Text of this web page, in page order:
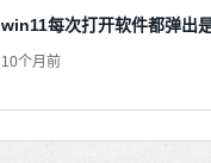
win11每次打开软件都弹出
10个月前